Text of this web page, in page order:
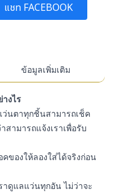
แชท FACEBOOK
ข้อมูลเพิ่มเติม
งไร
ว่นตาทุกชิ้นสามารถเช็ค
สามารถแจ้งเราเพื่อรับ
ของให้ลองใส่ได้จริงก่อน
าดูแลแว่นทุกอัน ไม่ว่าจะ